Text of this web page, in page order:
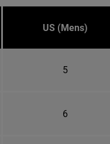
US (Mens)
5
6